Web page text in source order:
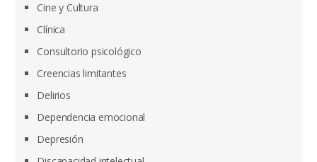
Cine y Cultura
Clínica
Consultorio psicológico
Creencias limitantes
Delirios
Dependencia emocional
Depresión